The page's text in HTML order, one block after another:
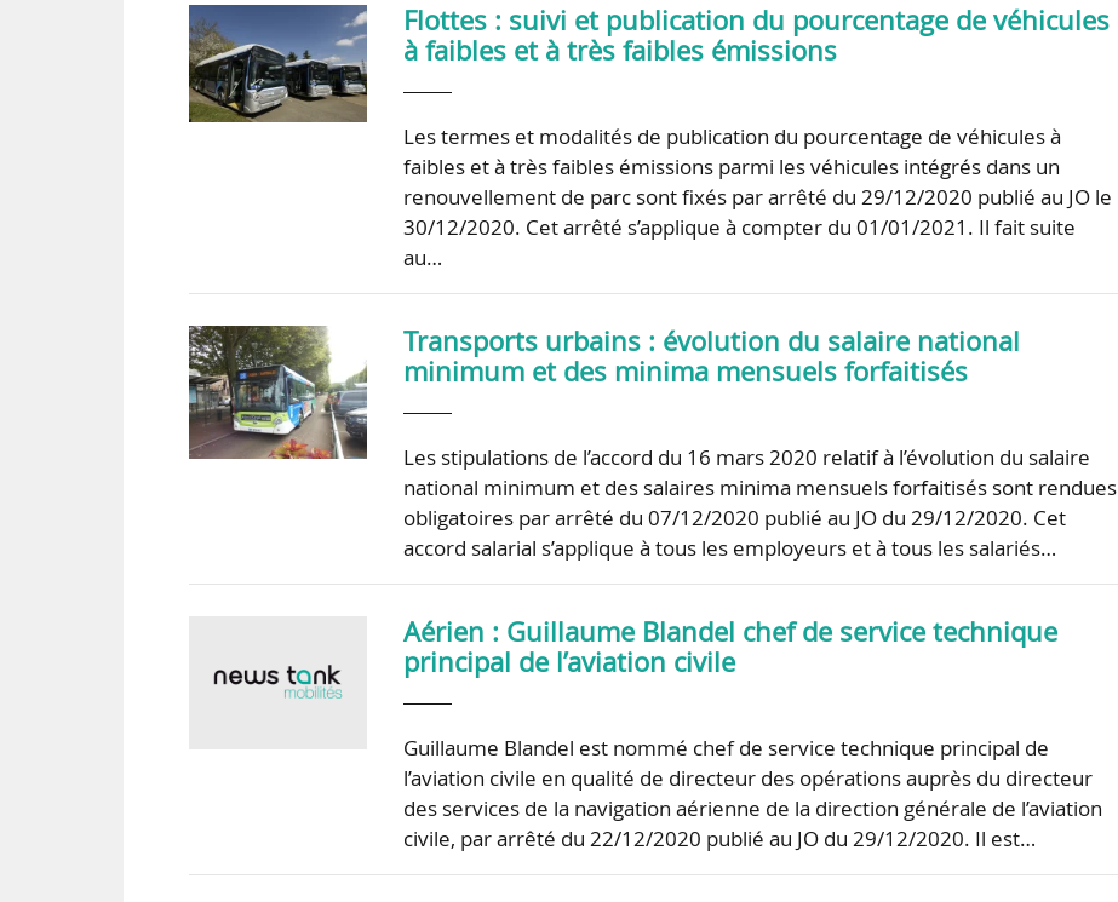
Flottes : suivi et publication du pourcentage de véhicules
à faibles et à très faibles émissions
Les termes et modalités de publication du pourcentage de véhicules à
faibles et à très faibles émissions parmi les véhicules intégrés dans un
renouvellement de parc sont fixés par arrêté du 29/12/2020 publié au JO le
30/12/2020. Cet arrêté s’applique à compter du 01/01/2021. Il fait suite
au…
Transports urbains : évolution du salaire national
minimum et des minima mensuels forfaitisés
Les stipulations de l’accord du 16 mars 2020 relatif à l’évolution du salaire
national minimum et des salaires minima mensuels forfaitisés sont rendues
obligatoires par arrêté du 07/12/2020 publié au JO du 29/12/2020. Cet
accord salarial s’applique à tous les employeurs et à tous les salariés…
Aérien : Guillaume Blandel chef de service technique
principal de l’aviation civile
Guillaume Blandel est nommé chef de service technique principal de
l’aviation civile en qualité de directeur des opérations auprès du directeur
des services de la navigation aérienne de la direction générale de l’aviation
civile, par arrêté du 22/12/2020 publié au JO du 29/12/2020. Il est…